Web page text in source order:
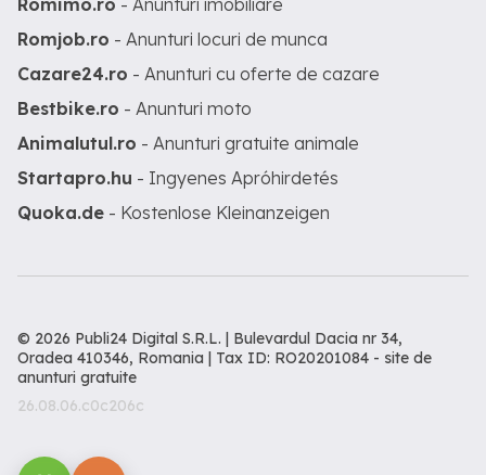
Romimo.ro - Anunturi imobiliare
Romjob.ro - Anunturi locuri de munca
Cazare24.ro - Anunturi cu oferte de cazare
Bestbike.ro - Anunturi moto
Animalutul.ro - Anunturi gratuite animale
Startapro.hu - Ingyenes Apróhirdetés
Quoka.de - Kostenlose Kleinanzeigen
© 2026 Publi24 Digital S.R.L. | Bulevardul Dacia nr 34,
Oradea 410346, Romania | Tax ID: RO20201084 - site de
anunturi gratuite
26.08.06.c0c206c